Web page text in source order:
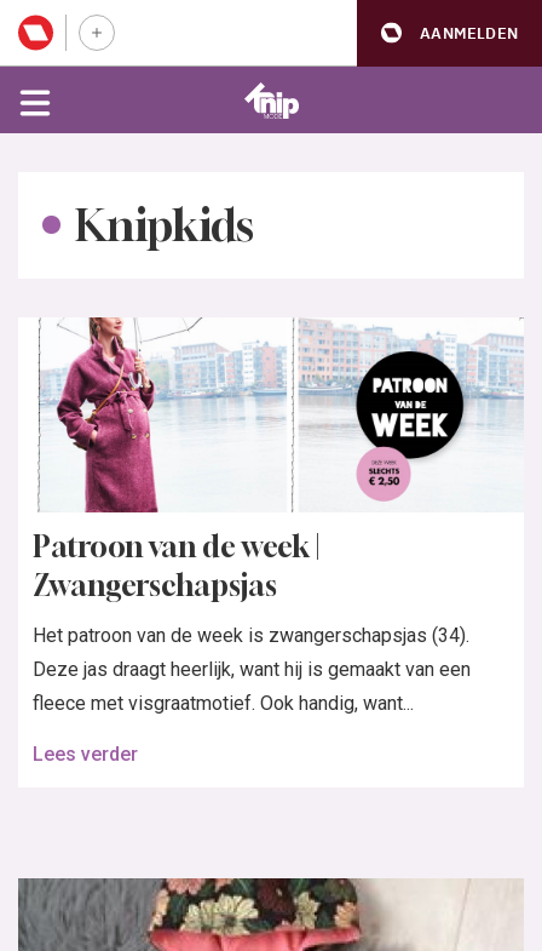
AANMELDEN
Knipkids
Patroon van de week |
Zwangerschapsjas
Het patroon van de week is zwangerschapsjas (34).
Deze jas draagt heerlijk, want hij is gemaakt van een
fleece met visgraatmotief. Ook handig, want...
Lees verder